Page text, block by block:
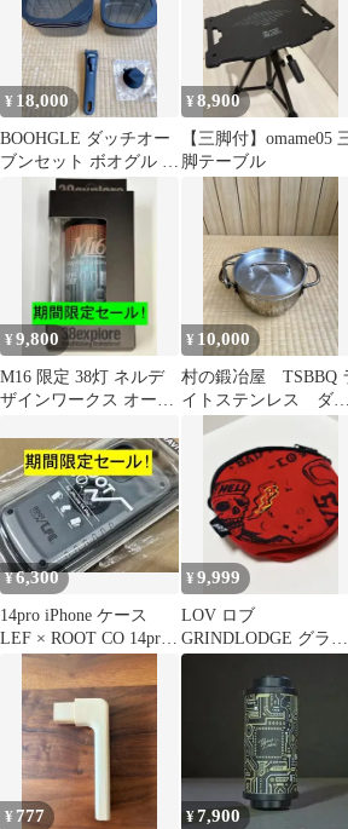
¥ 18,000
BOOHGLE ダッチオー
ブンセット ボオグル ク
ックウェア
¥8,900
【三脚付】omame05
脚テーブル
¥9,800
M16 限定 38灯 ネルデ
ザインワークス オール
ドロッヂ
¥ 10,000
村の鍛冶屋 TSBBQ
イトステンレス ダッ
チオーブン
¥6,300
14pro iPhone ケース
LEF × ROOT CO 14pro
ケース
¥9,999
LOV ロブ
GRINDLODGE グライ
ンドロッヂ ポーチ
¥ 777 ¥7,900